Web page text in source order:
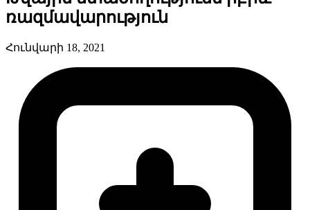
ռազմավարություն
Հունվարի 18, 2021